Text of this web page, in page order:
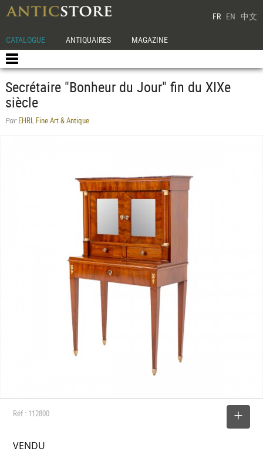
FR EN 中文
CATALOGUE ANTIQUAIRES MAGAZINE
Secrétaire "Bonheur du Jour" fin du XIXe
siècle
ParEHRL Fine Art & Antique
Réf : 112800
VENDU